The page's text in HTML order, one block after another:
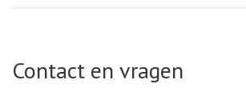
Contact en vragen